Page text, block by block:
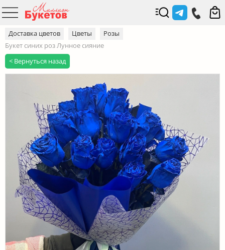
Доставка цветов Цветы
Розы
Букет синих роз Лунное сияние
< Вернуться назад